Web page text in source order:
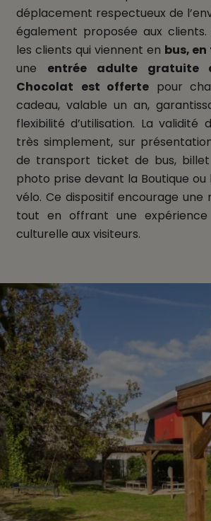
déplacement respectueux de
également proposée aux
les clients qui viennent en bus,
une entrée adulte
Chocolat est offerte pour
cadeau, valable un an,
flexibilité d’utilisation. La
très simplement, sur
de transport ticket de bus, billet
photo prise devant la Boutique ou
vélo. Ce dispositif encourage une
tout en offrant une
culturelle aux visiteurs.